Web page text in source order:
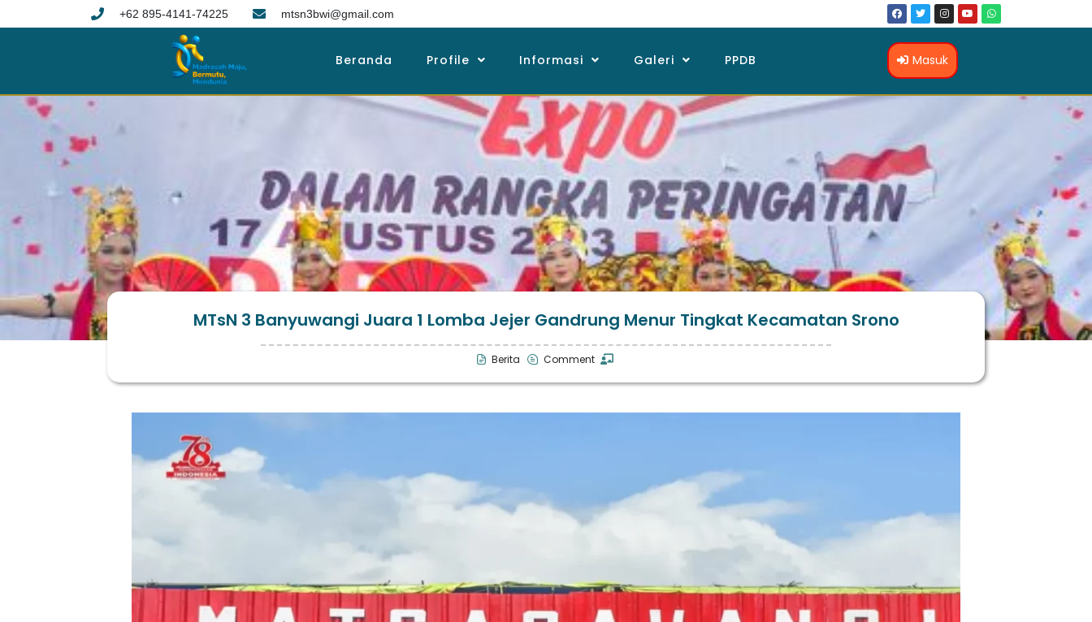
+62 895-4141-74225 mtsn3bwi@gmail.com
Beranda Profile Informasi Galeri PPDB Masuk
MTsN 3 Banyuwangi Juara 1 Lomba Jejer Gandrung Menur Tingkat Kecamatan Srono
Berita Comment